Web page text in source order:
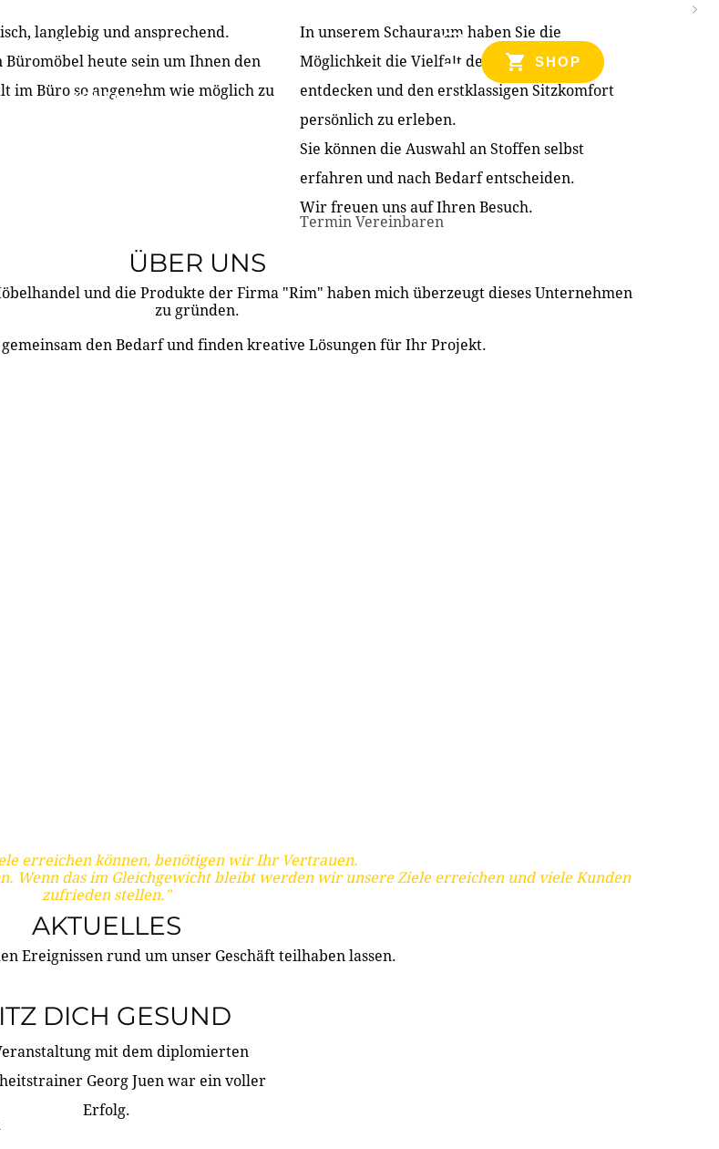
ÜBER UNS PARTNER & REFERENZEN
KONTAKT
SHOP
langlebig und ansprechend.
Büromöbel heute sein um Ihnen den
im Büro so angenehm wie möglich zu
In unserem Schauraum haben Sie die
Möglichkeit die Vielfalt der Produkte zu
entdecken und den erstklassigen Sitzkomfort
persönlich zu erleben.
Sie können die Auswahl an Stoffen selbst
erfahren und nach Bedarf entscheiden.
Wir freuen uns auf Ihren Besuch.
Termin Vereinbaren
ÜBER UNS
und die Produkte der Firma "Rim" haben mich überzeugt dieses Unternehmen
zu gründen.
den Bedarf und finden kreative Lösungen für Ihr Projekt.
erreichen können, benötigen wir Ihr Vertrauen.
Wenn das im Gleichgewicht bleibt werden wir unsere Ziele erreichen und viele Kunden
zufrieden stellen."
AKTUELLES
Ereignissen rund um unser Geschäft teilhaben lassen.
DICH GESUND
mit dem diplomierten
Georg Juen war ein voller
Erfolg.